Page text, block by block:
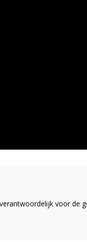
voor de